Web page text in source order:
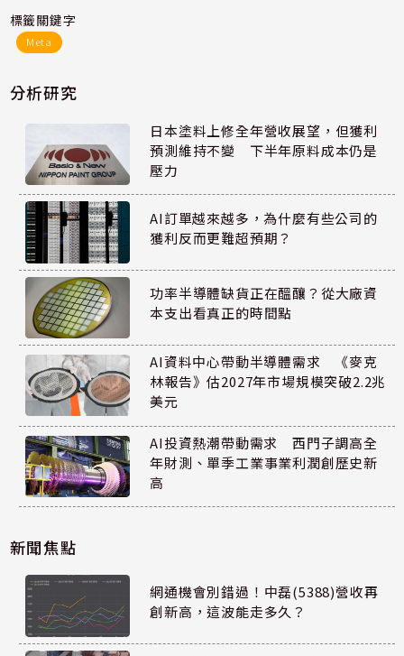
標籤關鍵字
Meta
分析研究
日本塗料上修全年營收展望，但獲利
預測維持不變 下半年原料成本仍是
壓力
AI訂單越來越多，為什麼有些公司的
獲利反而更難超預期？
功率半導體缺貨正在醞釀？從大廠資
本支出看真正的時間點
AI資料中心帶動半導體需求 《麥克
林報告》估2027年市場規模突破2.2兆
美元
AI投資熱潮帶動需求 西門子調高全
年財測、單季工業事業利潤創歷史新
高
新聞焦點
網通機會別錯過！中磊(5388)營收再
創新高，這波能走多久？